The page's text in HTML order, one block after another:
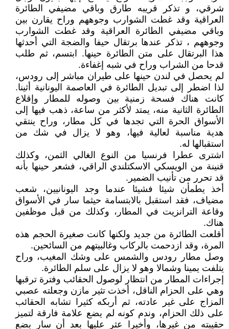
شرقي، و تذكر قريبه طارق وباقي مضيفي الطائرة
العراقية وقد غطت الشوارب وجوههم وراح يقارن بين
وباقي مضيفي الطائرة العراقية وقد غطت الشوارب
وجوههم ، تذكر عندها برتقال حيفا والضجة التي أحدثها
هذا البرتقال على متن الطائرة حينها. ابتسم، ثم طلب
قدحا من الشراب وراح في شبه إغفاءة.
لم يحصل في لندن حينها على طيران مباشر إلى رودس،
لذا اضطر إلى تبديل الطائرة في العاصمة اليونانية أثينا.
كانت هناك فسحة زمنية بين وصوله للمطار وإقلاع
الطائرة الثانية منه، يمتد لأكثر من ساعة، ذهب فيها إلى
الأسواق الحرة التي تجدها في كل مطار، وراح ينتقي
هدية مناسبة لعالية فيها، وهو لا يزال في شك من
استقبالها له.
اشترى عطرا فرنسيا من النوع الغالي الثمن، وكذلك
قنينة من الويسكي الاسكتلندي الراقي، فشعر حينها بأنه
قد تحرر من تأنيب الضمير.
أخذ يطمأن شيئا فشيئا عندما وجد اليونانيين، شعب
مضياف، فقد استقبل بالابتسامة حيثما سار في الأسواق
وقاعة الترانزيت في المطار، وكذلك من قبل موظفين
هناك.
أقلعت الطائرة من جديد ولكنها كانت صغيرة الحجم هذه
المرة، وقد ازدحمت بالركاب وغالبيتهم من السائحين.
وصل مطار رودس والشمس على وشك المغيب، وراح
يتلفت يمينا وشمالا وهو لا يزال على سلم الطائرة.
إجراءات المطار من انتظار لوصول الحقائب وفترة ترقبها
وهي على الحزام الناقل، أخذت تثير مازن وجعلته عصبي
المزاج على غير عادته، ثم أربكه كثيرا تشابه الحقائب
على ذلك الحزام، وندم كونه لم يضع علامة فارقة لتميز
حقيبته من غيرها، وأخيرا عثر عليها بعد أن سار بضع